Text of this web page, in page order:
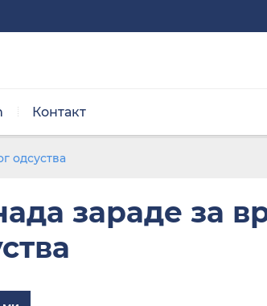
Контакт
Црно/бела тема
одсуства УСЛУГЕ
зараде за